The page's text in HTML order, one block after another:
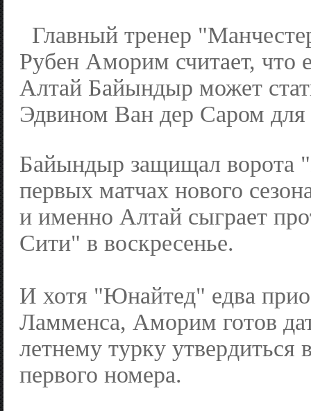
Главный тренер
Рубен Аморим считает, что
Алтай Байындыр может
Эдвином Ван дер Саром для
Байындыр защищал ворота
первых матчах нового
и именно Алтай сыграет
Сити" в воскресенье.
И хотя "Юнайтед" едва
Ламменса, Аморим готов
летнему турку утвердиться
первого номера.